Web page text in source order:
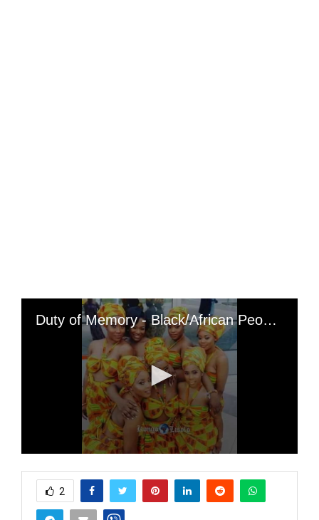
Duty of Memory - Black/African People, our liberation will be first spiritual then cultural: Self-love begins with full self-awareness, which allows the greatest consideration of oneself, it is the greatest freedom, (birds born in cages, think that flying is a heresy; if you really want to know the state of consciousness of a people, look at the state of their music - music always reflects where we are); « Black/African People let's keep the course of our Black/African culture because culture is a sure value of Africa, let's not lose it please let's keep it, jealously »
s
2